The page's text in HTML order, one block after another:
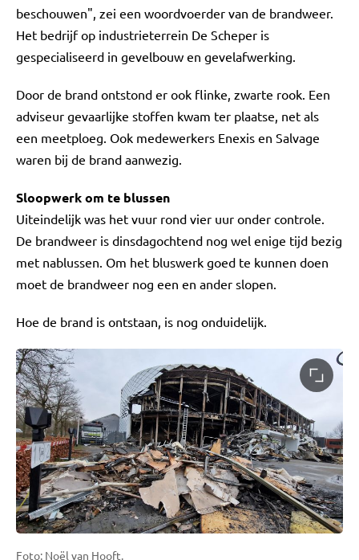
beschouwen", zei een woordvoerder van de brandweer.
Het bedrijf op industrieterrein De Scheper is
gespecialiseerd in gevelbouw en gevelafwerking.
Door de brand ontstond er ook flinke, zwarte rook. Een
adviseur gevaarlijke stoffen kwam ter plaatse, net als
een meetploeg. Ook medewerkers Enexis en Salvage
waren bij de brand aanwezig.
Sloopwerk om te blussen
Uiteindelijk was het vuur rond vier uur onder controle.
De brandweer is dinsdagochtend nog wel enige tijd bezig
met nablussen. Om het bluswerk goed te kunnen doen
moet de brandweer nog een en ander slopen.
Hoe de brand is ontstaan, is nog onduidelijk.
Foto: Noël van Hooft.